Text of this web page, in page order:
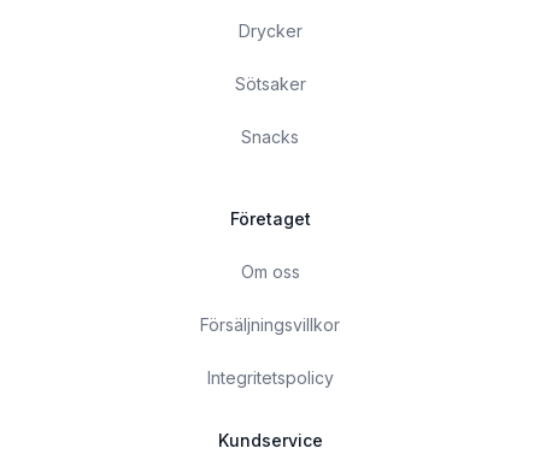
Drycker
Sötsaker
Snacks
Företaget
Om oss
Försäljningsvillkor
Integritetspolicy
Kundservice